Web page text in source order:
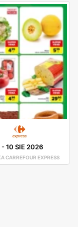
-10 SIE 2026
CARREFOUR EXPRESS